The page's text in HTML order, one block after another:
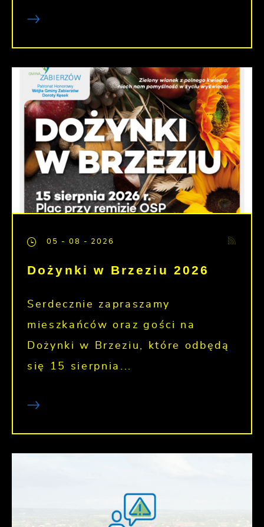
05 - 08 - 2026
Dożynki w Brzeziu 2026
Serdecznie zapraszamy
mieszkańców oraz gości na
Dożynki w Brzeziu, które odbędą
się 15 sierpnia...